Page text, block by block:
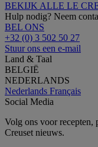
BEKIJK ALLE LE
Hulp nodig? Neem
BEL ONS
+32 (0) 3 502 50 27
Stuur ons een e-mail
Land & Taal
BELGIË
NEDERLANDS
Nederlands Français
Social Media
Volg ons voor recepten,
Creuset nieuws.